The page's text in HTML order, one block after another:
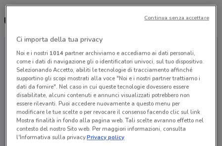
Ci importa della tua privacy
Noi e i nostri 1014partner archiviamo e accediamo ai dati personali,
come i dati di navigazione gli o identificatori univoci, sul tuo dispositivo.
Selezionando Accetto, abiliti le tecnologie di tracciamento affinché
supportino gli scopi mostrati alla voce "Noi e i nostri partner trattiamo i
dati da fornire". Nel caso in cui queste tecnologie dovessero essere
disabilitate, alcuni contenuti e annunci visualizzati potrebbero non
essere rilevanti. Puoi accedere nuovamente a questo menu per
modificare le tue scelte o per revocare il consenso facendo clic sul link
Mostra finalità in fondo alla pagina web. Tali scelte avranno effetto nel
contesto del nostro Sito web. Per maggiori informazioni, consulta
l'Informativa sulla privacy.Privacy policy
Continua senza accettare